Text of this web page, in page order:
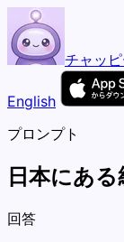
チャッ
English
プロンプト
日本にあ
回答